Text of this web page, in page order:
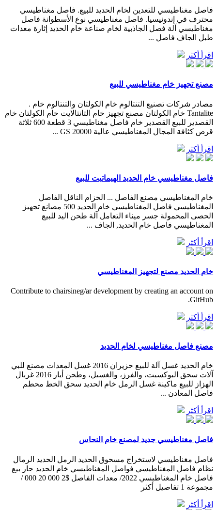
فاصل مغناطيسي للتعدين لخام الحديد للبيع. فاصل مغناطيسي
محترف في إندونيسيا. فاصل مغناطيسي نوع الأسطوانة فاصل
مغناطيسي آلة فصل الجاذبية لخام صناعة خام الحديد إثارة معدات
طبل الجاف فاصل ...
اقرأ أكثر
مصنع تجهيز خام مغناطيسي للبيع
مصادر شركات تصنيع التنتالوم خام الكولتان والتنتالوم خام .
Tantalite خام الكولتان مصنع تجهيز خام التانتالايت خام الكولتان خام
القصدير للبيع القصدير خام فاصل مغناطيسي 3 قطعة 600 ثلاثة
قرص كثافة المجال المغناطيسي عالية 20000 GS ...
اقرأ أكثر
فاصل مغناطيسي خام الحديد الهيماتيت للبيع
خام المغناطيسي مصنع الفاصل ... الحزام الناقل الفاصل
المغناطيسي فاصل المغناطيسي خام الحديد 500 مصانع تجهيز
الحصى المحمولة جسر ميناء التعامل آلة طحن اليد للبيع
المغناطيسي فاصل خام الحديد, الجاف ...
اقرأ أكثر
خام الحديد مصنع لتجهيز المغناطيسي
Contribute to chairsineg/ar development by creating an account on
GitHub.
اقرأ أكثر
مصنع فاصل مغناطيسي لخام الحديد
خام الحديد غسل آلة للبيع حزيران 2016 غسل المعدات مصنع للبي
آلات سحق البوكسيت، والفرز، والغسيل، وطحن أيار 2016 غربال
الهزاز للبيع ماكينة غسل الرمل خام الحديد سحق الخط محطم
فاصل المعادن ...
اقرأ أكثر
فاصل مغناطيسي جديد لمصنع خام النحاس
فاصل مغناطيسي لاستخراج مسحوق الحديد الرمل الحديد الرمال
نظام فاصل المغناطيسي فواصل المغناطيسي خام الحديد حار بيع
فاصل خام المغناطيسي 2022/ معدات الفاصل $2 000 20 000 /
مجموعة 1 تفاصيل أكثر
اقرأ أكثر